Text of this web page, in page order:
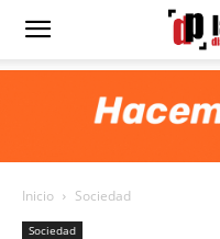
Diario
Portada
Inicio Sociedad
Sociedad